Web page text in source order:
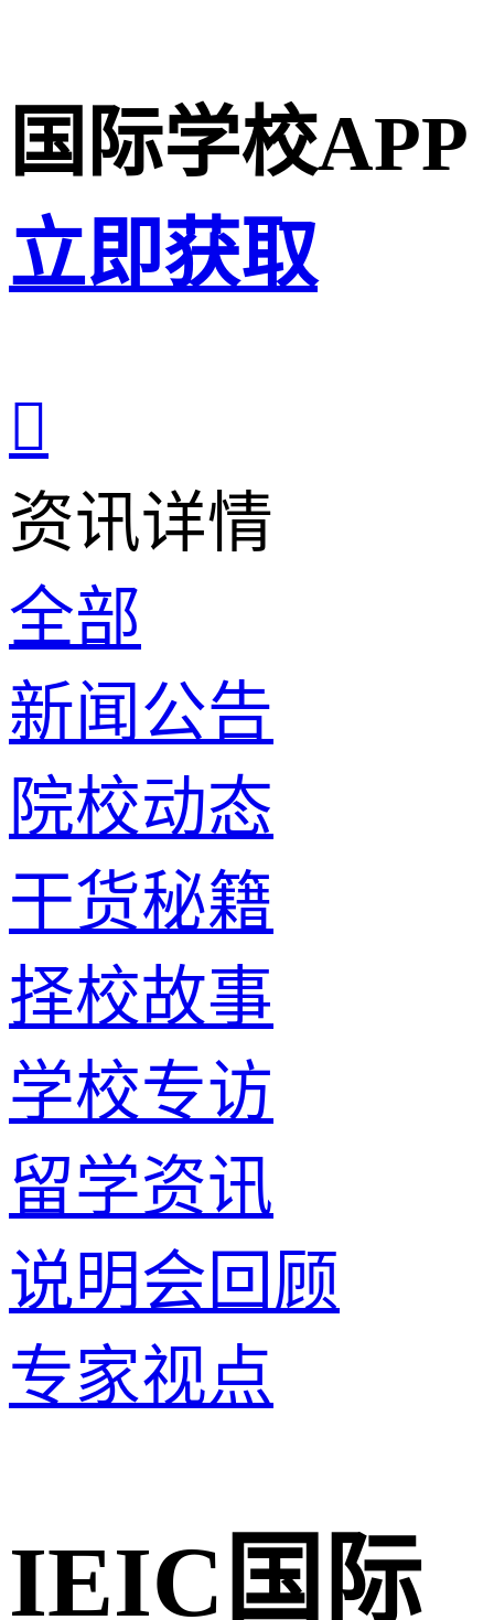
国际学校APP
立即获取

资讯详情
全部
新闻公告
院校动态
干货秘籍
择校故事
学校专访
留学资讯
说明会回顾
专家视点
IEIC国际